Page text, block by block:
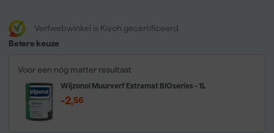
Verfwebwinkel is Kiyoh gecertificeerd
Betere keuze
Voor een nóg matter resultaat
Wijzonol Muurverf Extramat BIOseries - 1L
-2,56